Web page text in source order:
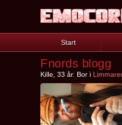
Start
Fnords blogg
Kille, 33 år. Bor i